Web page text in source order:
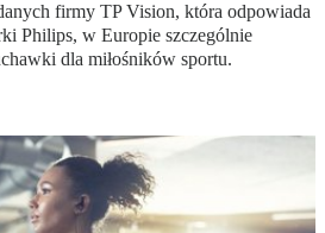
firmy TP Vision, która odpowiada
Philips, w Europie szczególnie
dla miłośników sportu.